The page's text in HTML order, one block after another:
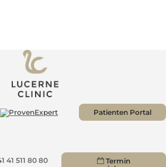
Zu allen Blogs